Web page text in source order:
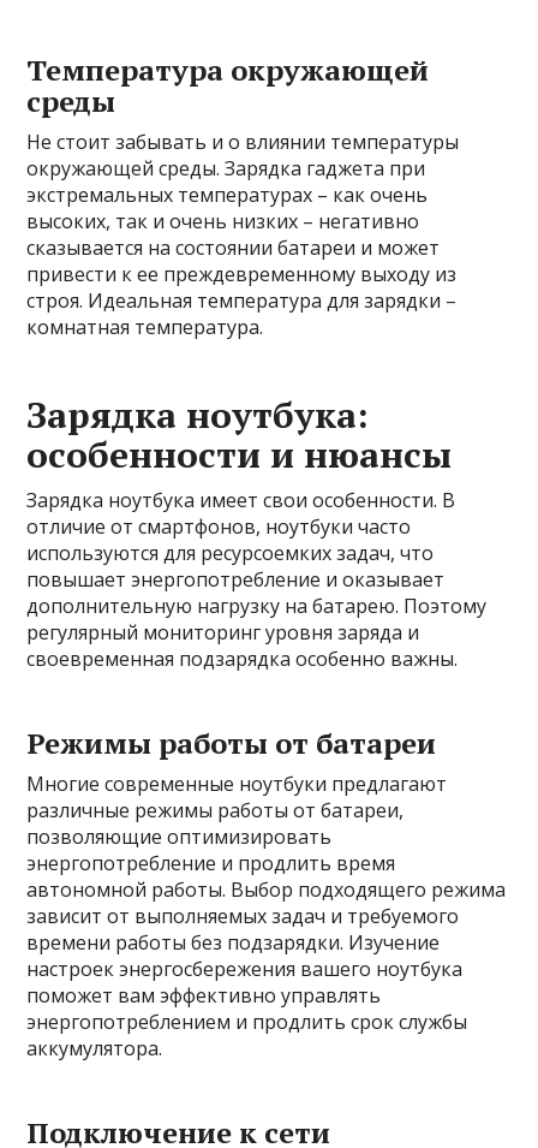
Температура окружающей
среды
Не стоит забывать и о влиянии температуры
окружающей среды. Зарядка гаджета при
экстремальных температурах – как очень
высоких, так и очень низких – негативно
сказывается на состоянии батареи и может
привести к ее преждевременному выходу из
строя. Идеальная температура для зарядки –
комнатная температура.
Зарядка ноутбука:
особенности и нюансы
Зарядка ноутбука имеет свои особенности. В
отличие от смартфонов, ноутбуки часто
используются для ресурсоемких задач, что
повышает энергопотребление и оказывает
дополнительную нагрузку на батарею. Поэтому
регулярный мониторинг уровня заряда и
своевременная подзарядка особенно важны.
Режимы работы от батареи
Многие современные ноутбуки предлагают
различные режимы работы от батареи,
позволяющие оптимизировать
энергопотребление и продлить время
автономной работы. Выбор подходящего режима
зависит от выполняемых задач и требуемого
времени работы без подзарядки. Изучение
настроек энергосбережения вашего ноутбука
поможет вам эффективно управлять
энергопотреблением и продлить срок службы
аккумулятора.
Подключение к сети